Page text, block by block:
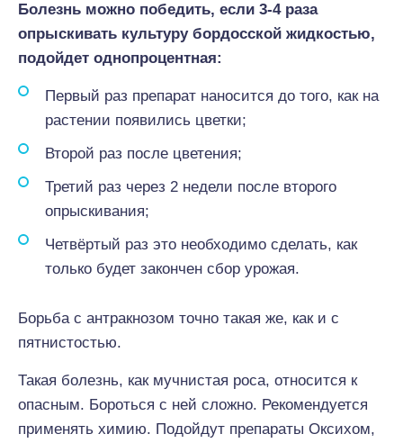
Болезнь можно победить, если 3-4 раза
опрыскивать культуру бордосской жидкостью,
подойдет однопроцентная:
Первый раз препарат наносится до того, как на
растении появились цветки;
Второй раз после цветения;
Третий раз через 2 недели после второго
опрыскивания;
Четвёртый раз это необходимо сделать, как
только будет закончен сбор урожая.
Борьба с антракнозом точно такая же, как и с
пятнистостью.
Такая болезнь, как мучнистая роса, относится к
опасным. Бороться с ней сложно. Рекомендуется
применять химию. Подойдут препараты Оксихом,